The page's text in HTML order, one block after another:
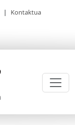
| Kontaktua